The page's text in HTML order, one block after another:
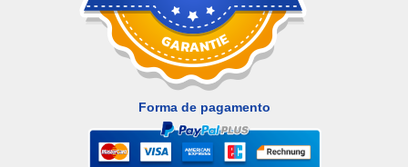
Forma de pagamento